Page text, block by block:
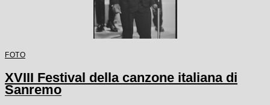
FOTO
XVIII Festival della canzone italiana di
Sanremo